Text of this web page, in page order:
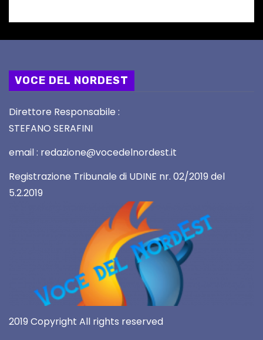
VOCE DEL NORDEST
Direttore Responsabile :
STEFANO SERAFINI
email : redazione@vocedelnordest.it
Registrazione Tribunale di UDINE nr. 02/2019 del
5.2.2019
2019 Copyright All rights reserved